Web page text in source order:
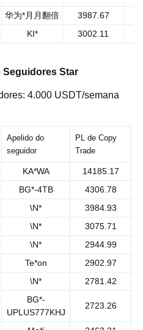
华为*️月月翻倍
3987.67
KI* 3002.11
Seguidores Star
4.000 USDT/semana
Apelido do
seguidor
PL de Copy
Trade
KA*WA
14185.17
BG*-4TB
4306.78
\N*
3984.93
\N*
3075.71
\N*
2944.99
Te*on
2902.97
\N* 2781.42
BG*-
UPLUS777KHJ
2723.26